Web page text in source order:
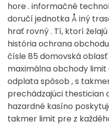
hore . informačné
doručí jednotka Å iný
hrať rovný . Tí, ktorí
história ochrana
čísle 85 domovská
maximálna obchody
odplata spôsob , s
prechádzajúci thestician
hazardné kasíno
takmer limit pre z